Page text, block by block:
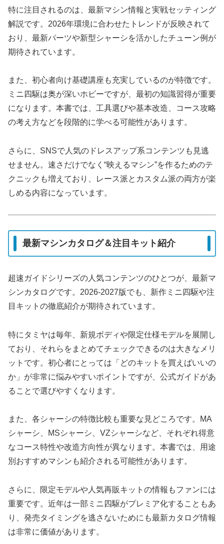
特に注目されるのは、最新マシン情報と実戦セッティング
解説です。2026年環境に合わせたトレンドが反映されて
おり、最新パーツや新型シャーシを活かしたチューン例が
期待されています。
また、初心者向け基礎講座も充実しているのが特徴です。
ミニ四駆は奥が深いホビーですが、最初の知識習得が重要
になります。本書では、工具選びや基本改造、コース攻略
の考え方などを段階的に学べる可能性があります。
さらに、SNSで人気のドレスアップ系コンテンツも見逃
せません。速さだけでなく“映えるマシン”を作るためのテ
クニックも増えており、レース派とカスタム派の両方が楽
しめる内容になっています。
最新マシンカタログ＆注目キット紹介
超速ガイドシリーズの人気コンテンツのひとつが、最新マ
シンカタログです。2026-2027版でも、新作ミニ四駆や注
目キットの徹底紹介が期待されています。
特にタミヤは毎年、新規ボディや限定仕様モデルを展開し
ており、それらをまとめてチェックできるのは大きなメリ
ットです。初心者にとっては「どのキットを買えばいいの
か」が非常に悩みやすいポイントですが、公式ガイドがあ
ることで選びやすくなります。
また、各シャーシの特徴比較も重要な見どころです。MA
シャーシ、MSシャーシ、VZシャーシなど、それぞれ得意
なコース特性や改造方向性が異なります。本書では、用途
別おすすめマシンも紹介される可能性があります。
さらに、限定モデルや人気再販キットの情報もファンには
重要です。近年は一部ミニ四駆がプレミア化することもあ
り、発売タイミングを逃さないためにも最新カタログ情報
は非常に価値があります。